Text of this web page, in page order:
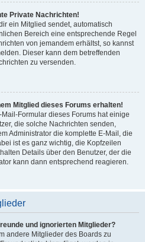
Private Nachrichten!
ein Mitglied sendet, automatisch
Bereich eine entsprechende Regel
von jemandem erhältst, so kannst
Dieser kann dem betreffenden
zu versenden.
Mitglied dieses Forums erhalten!
Formular dieses Forums hat einige
die solche Nachrichten senden,
Administrator die komplette E-Mail, die
ist es ganz wichtig, die Kopfzeilen
Details über den Benutzer, der die
kann dann entsprechend reagieren.
und ignorierten Mitglieder?
andere Mitglieder des Boards zu